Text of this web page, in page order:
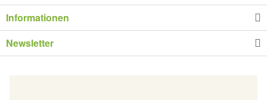
Informationen
Newsletter